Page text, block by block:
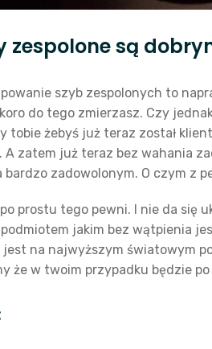
zespolone są
szyb zespolonych to
do tego zmierzasz. Czy
tobie żebyś już teraz został
A zatem już teraz bez wahania
zadowolonym. O czym z
prostu tego pewni. I nie da się
jakim bez wątpienia
na najwyższym światowym
że w twoim przypadku będzie